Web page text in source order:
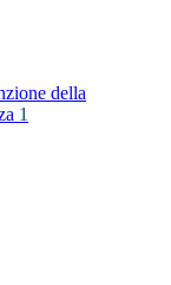
della
1